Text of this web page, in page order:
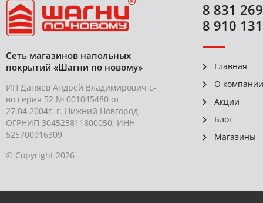
Сеть магазинов напольных
покрытий «Шагни по новому»
ИП Даняев Андрей Владимирович с-
во серия 52 № 001045480 от
27.04.2004г. г. Нижний Новгород
ОГРНИП 304525811800050; ИНН
525700916309
© Copyright 2026
8 831
8 910
Главная
О компании
Акции
Блог
Магазины